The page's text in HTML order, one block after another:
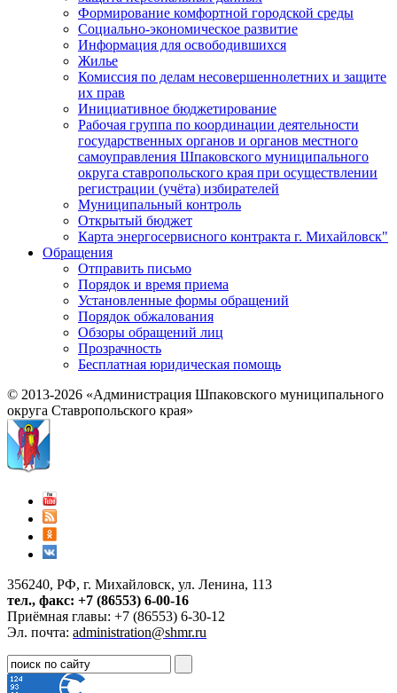
Формирование комфортной городской среды
Социально-экономическое развитие
Информация для освободившихся
Жилье
Комиссия по делам несовершеннолетних и защите
их прав
Инициативное бюджетирование
Рабочая группа по координации деятельности
государственных органов и органов местного
самоуправления Шпаковского муниципального
округа ставропольского края при осуществлении
регистрации (учёта) избирателей
Муниципальный контроль
Открытый бюджет
Карта энергосервисного контракта г. Михайловск"
Обращения
Отправить письмо
Порядок и время приема
Установленные формы обращений
Порядок обжалования
Обзоры обращений лиц
Прозрачность
Бесплатная юридическая помощь
© 2013-2026 «Администрация Шпаковского муниципального
округа Ставропольского края»
356240, РФ, г. Михайловск, ул. Ленина, 113
тел., факс: +7 (86553) 6-00-16
Приёмная главы: +7 (86553) 6-30-12
Эл. почта: administration@shmr.ru